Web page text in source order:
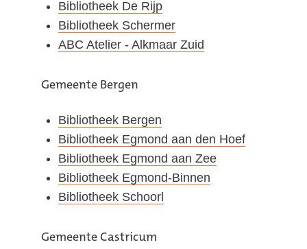
Bibliotheek De Rijp
Bibliotheek Schermer
ABC Atelier - Alkmaar Zuid
Gemeente Bergen
Bibliotheek Bergen
Bibliotheek Egmond aan den Hoef
Bibliotheek Egmond aan Zee
Bibliotheek Egmond-Binnen
Bibliotheek Schoorl
Gemeente Castricum